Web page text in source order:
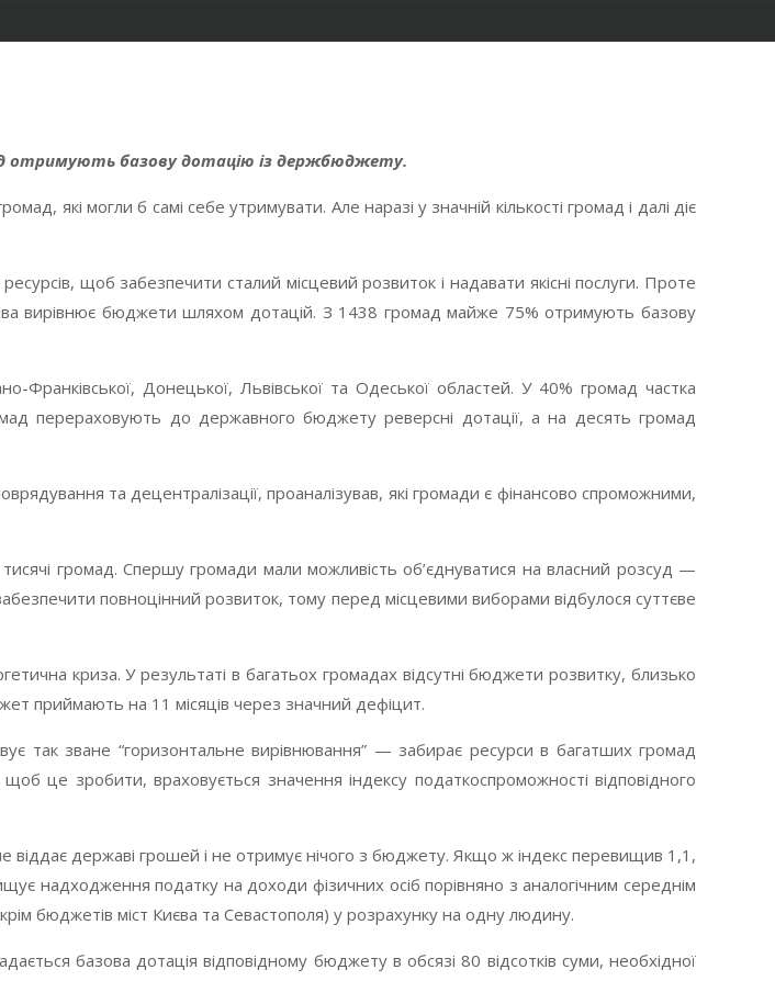
отримують базову дотацію із держбюджету.
які могли б самі себе утримувати. Але наразі у значній кількості громад і далі діє
щоб забезпечити сталий місцевий розвиток і надавати якісні послуги. Проте
вирівнює бюджети шляхом дотацій. З 1438 громад майже 75% отримують базову
Франківської, Донецької, Львівської та Одеської областей. У 40% громад частка
перераховують до державного бюджету реверсні дотації, а на десять громад
та децентралізації, проаналізував, які громади є фінансово спроможними,
громад. Спершу громади мали можливість об’єднуватися на власний розсуд —
повноцінний розвиток, тому перед місцевими виборами відбулося суттєве
криза. У результаті в багатьох громадах відсутні бюджети розвитку, близько
приймають на 11 місяців через значний дефіцит.
так зване “горизонтальне вирівнювання” — забирає ресурси в багатших громад
це зробити, враховується значення індексу податкоспроможності відповідного
віддає державі грошей і не отримує нічого з бюджету. Якщо ж індекс перевищив 1,1,
надходження податку на доходи фізичних осіб порівняно з аналогічним середнім
бюджетів міст Києва та Севастополя) у розрахунку на одну людину.
базова дотація відповідному бюджету в обсязі 80 відсотків суми, необхідної